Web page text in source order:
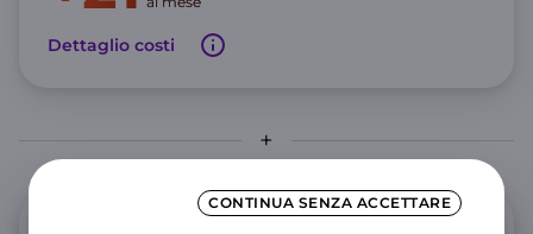
CONTINUA SENZA ACCETTARE
Dettaglio costi